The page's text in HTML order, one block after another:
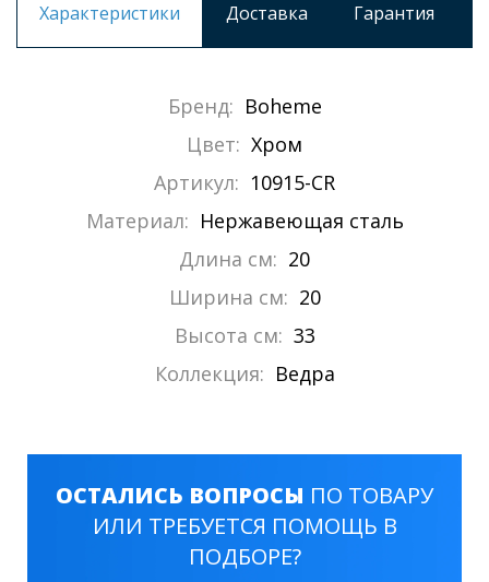
Характеристики Доставка Гарантия
Бренд: Boheme
Цвет: Хром
Артикул: 10915-CR
Материал: Нержавеющая сталь
Длина см: 20
Ширина см: 20
Высота см: 33
Коллекция: Ведра
ОСТАЛИСЬ ВОПРОСЫ ПО ТОВАРУ
ИЛИ ТРЕБУЕТСЯ ПОМОЩЬ В
ПОДБОРЕ?